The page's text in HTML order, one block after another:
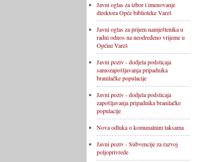
Javni oglas za izbor i imenovanje
direktora Opće biblioteke Vareš
Javni oglas za prijem namještenika u
radni odnos na neodređeno vrijeme u
Općini Vareš
Javni poziv - dodjela podsticaja
samozapošljavanja pripadnika
branilačke populacije
Javni poziv - dodjela podsticaja
zapošljavanja pripadnika branilačke
populacije
Nova odluka o komunalnim taksama
Javni poziv - Subvencije za razvoj
poljoprivrede